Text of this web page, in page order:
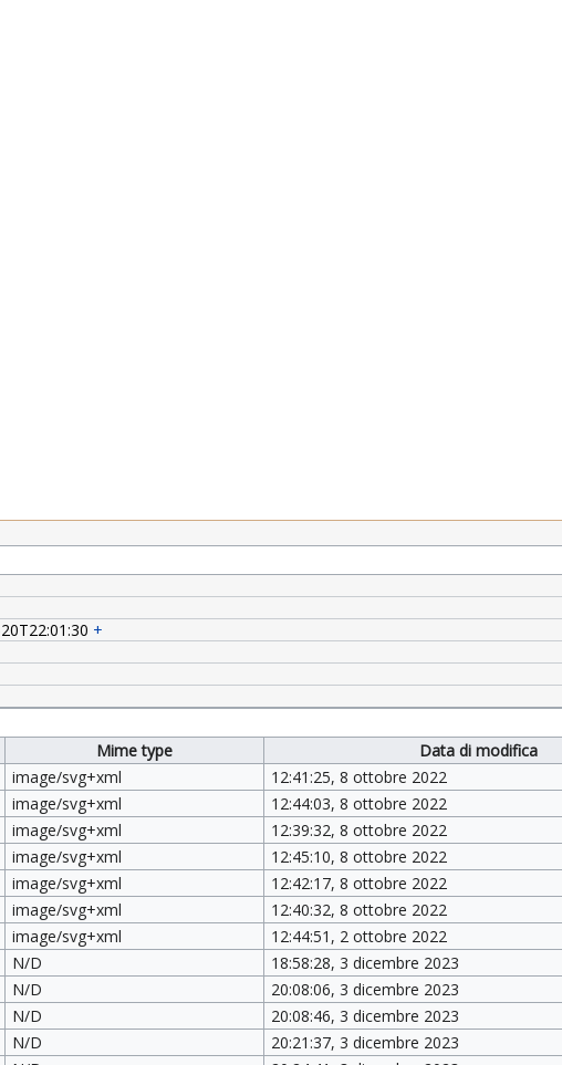
+
Mime type
Data di modifica
image/svg+xml 12:41:25, 8 ottobre 2022
image/svg+xml 12:44:03, 8 ottobre 2022
image/svg+xml 12:39:32, 8 ottobre 2022
image/svg+xml 12:45:10, 8 ottobre 2022
image/svg+xml 12:42:17, 8 ottobre 2022
image/svg+xml 12:40:32, 8 ottobre 2022
image/svg+xml 12:44:51, 2 ottobre 2022
N/D 18:58:28, 3 dicembre 2023
N/D 20:08:06, 3 dicembre 2023
N/D 20:08:46, 3 dicembre 2023
N/D 20:21:37, 3 dicembre 2023